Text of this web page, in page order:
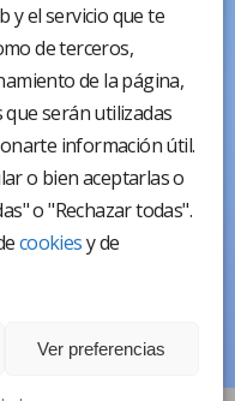
y el servicio que te
de terceros,
de la página,
serán utilizadas
información útil.
o bien aceptarlas o
o "Rechazar todas".
cookiesy de
Ver preferencias